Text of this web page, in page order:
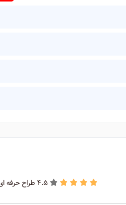
4.5 طراح حرفه ای جوملا و وردپرس